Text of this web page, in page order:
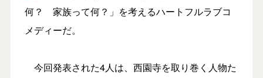
何？ 家族って何？」を考えるハートフルラブコ
メディーだ。
今回発表された4人は、西園寺を取り巻く人物た